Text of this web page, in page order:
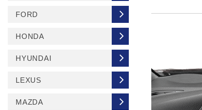
FORD
HONDA
HYUNDAI
LEXUS
MAZDA